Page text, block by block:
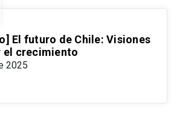
El futuro de Chile: Visiones
el crecimiento
2025